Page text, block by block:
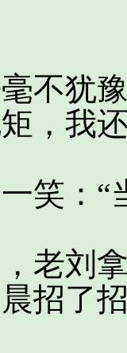
犹豫
，我
：“
刘拿
招了